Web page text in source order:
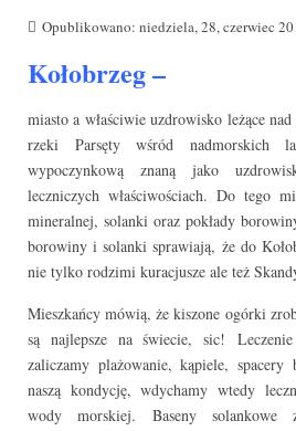
Opublikowano: niedziela, 28, czerwiec
Kołobrzeg –
miasto a właściwie uzdrowisko leżące
rzeki Parsęty wśród nadmorskich
wypoczynkową znaną jako
leczniczych właściwościach. Do tego
mineralnej, solanki oraz pokłady
borowiny i solanki sprawiają, że do
nie tylko rodzimi kuracjusze ale też
Mieszkańcy mówią, że kiszone ogórki
są najlepsze na świecie, sic!
zaliczamy plażowanie, kąpiele, spacery
naszą kondycję, wdychamy wtedy
wody morskiej. Baseny